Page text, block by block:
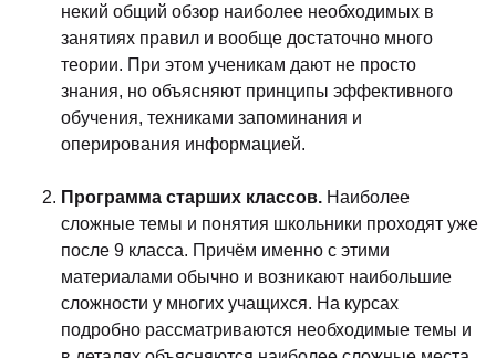
некий общий обзор наиболее необходимых в
занятиях правил и вообще достаточно много
теории. При этом ученикам дают не просто
знания, но объясняют принципы эффективного
обучения, техниками запоминания и
оперирования информацией.
Программа старших классов. Наиболее
сложные темы и понятия школьники проходят уже
после 9 класса. Причём именно с этими
материалами обычно и возникают наибольшие
сложности у многих учащихся. На курсах
подробно рассматриваются необходимые темы и